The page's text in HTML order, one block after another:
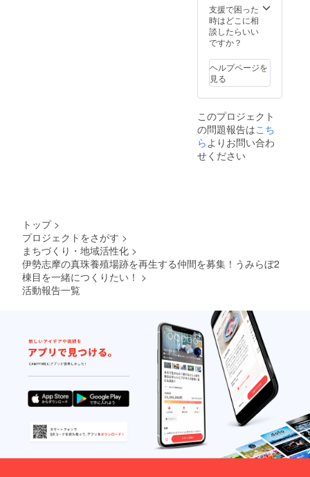
カー・
パネル
のサイ
ズはロ
状に応
じて変
更する
可能性
ます。
※ロゴの
画像
データ
渡しに
ファン
ディン
グ終了
後メッ
セージ
にてご
連絡差
し上げ
ます。
※権利を
有して
いる、
あるい
は使用
ンバー
と語ら
う飲み
会 この
イベン
トに、1
回（1名
分）ご
ただけ
ます。
各イベ
ントへ
のお申
す。 イ
ベント
内容は
うみら
ぼ公式
サイト
でご案
内いた
しま
す。
https://
umilabo
.co.jp/
有効期
限：
ができ
ませ
ん。詳
しくは
合わせ
くださ
い。
いたし
ます。
※船の内
側には
25cmの
ロゴス
テッ
カーを
ます。
なお、
ステッ
カー・
パネル
ます。
※ロゴの
身でご
用意く
ださ
い。 ※
ロゴの
画像
データ
の受け
渡しに
ついて
は、ク
ラウド
ファン
ディン
支援で困った
時はどこに相
談したらいい
ですか？
ヘルプページを
見る
このプロジェクト
の問題報告はこち
らよりお問い合わ
せください
トップ >
プロジェクトをさがす >
まちづくり・地域活性化 >
伊勢志摩の真珠養殖場跡を再生する仲間を募集！うみらぼ2
棟目を一緒につくりたい！ >
活動報告一覧